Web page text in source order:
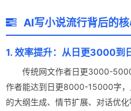
AI写小说流行背后的
1. 效率提升：从日更3000到
传统网文作者日更3000-
作者能达到日更8000-15000字
的大纲生成、情节扩展、对话优